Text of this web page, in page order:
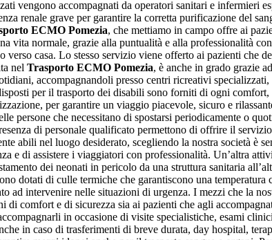
vengono accompagnati da operatori sanitari e infermieri
renale grave per garantire la corretta purificazione del
ECMO Pomezia, che mettiamo in campo offre ai
vita normale, grazie alla puntualità e alla professionalità
casa. Lo stesso servizio viene offerto ai pazienti che
nel Trasporto ECMO Pomezia, è anche in grado grazie
accompagnandoli presso centri ricreativi
per il trasporto dei disabili sono forniti di ogni comfort,
per garantire un viaggio piacevole, sicuro e
persone che necessitano di spostarsi periodicamente o
di personale qualificato permettono di offrire il servizio
abili nel luogo desiderato, scegliendo la nostra società è
e di assistere i viaggiatori con professionalità. Un’altra
dei neonati in pericolo da una struttura sanitaria
dotati di culle termiche che garantiscono una
ad intervenire nelle situazioni di urgenza. I mezzi che la
di comfort e di sicurezza sia ai pazienti che agli
in occasione di visite specialistiche, esami
in caso di trasferimenti di breve durata, day hospital,